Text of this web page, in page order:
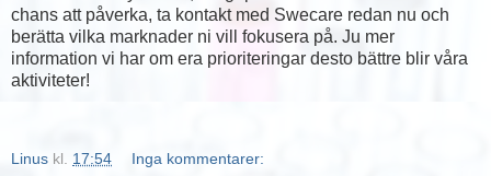
chans att påverka, ta kontakt med Swecare redan nu och
berätta vilka marknader ni vill fokusera på. Ju mer
information vi har om era prioriteringar desto bättre blir våra
aktiviteter!
Linus kl. 17:54 Inga kommentarer: